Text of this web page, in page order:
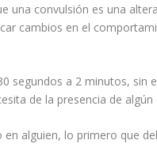
una convulsión es una
cambios en el
segundos a 2 minutos, sin
de la presencia de algún
alguien, lo primero que